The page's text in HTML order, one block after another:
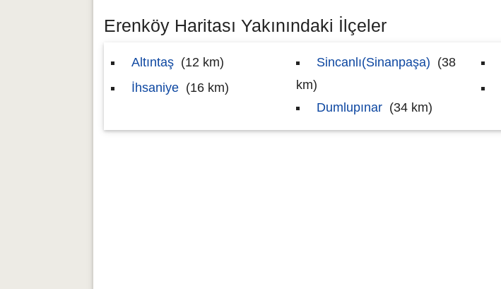
Erenköy Haritası Yakınındaki İlçeler
Altıntaş (12 km)
İhsaniye (16 km)
Sincanlı(Sinanpaşa) (38
km)
Dumlupınar (34 km)